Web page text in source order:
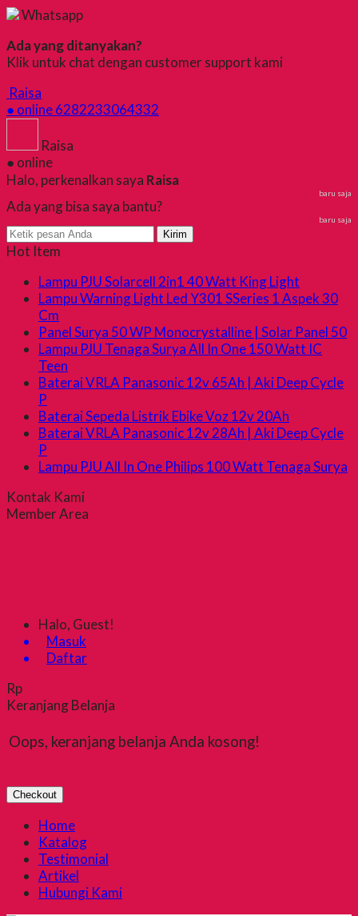
Whatsapp
Ada yang ditanyakan?
Klik untuk chat dengan customer support kami
Raisa
● online6282233064332
Raisa
● online
Halo, perkenalkan saya Raisa
baru saja
Ada yang bisa saya bantu?
baru saja
Kirim
Hot Item
Lampu PJU Solarcell 2in1 40 Watt King Light
Lampu Warning Light Led Y301 SSeries 1 Aspek 30
Cm
Panel Surya 50 WP Monocrystalline | Solar Panel 50
Lampu PJU Tenaga Surya All In One 150 Watt IC
Teen
Baterai VRLA Panasonic 12v 65Ah | Aki Deep Cycle
P
Baterai Sepeda Listrik Ebike Voz 12v 20Ah
Baterai VRLA Panasonic 12v 28Ah | Aki Deep Cycle
P
Lampu PJU All In One Philips 100 Watt Tenaga Surya
Kontak Kami
Member Area
Halo, Guest!
Masuk
Daftar
Rp
Keranjang Belanja
Oops, keranjang belanja Anda kosong!
Checkout
Home
Katalog
Testimonial
Artikel
Hubungi Kami